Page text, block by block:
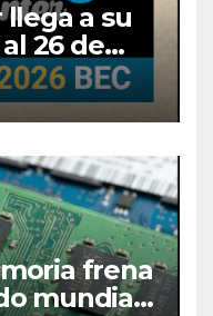
a su
26 de
frena
mundial